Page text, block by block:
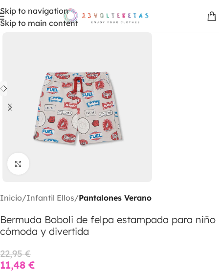
Skip to navigation
Skip to main content
Inicio Infantil Ellos Pantalones Verano
Bermuda Boboli de felpa estampada para niño
cómoda y divertida
22,95€
11,48 €